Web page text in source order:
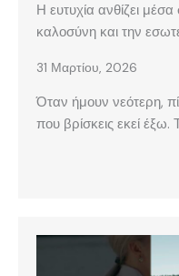
Η ευτυχία ανθίζει
καλοσύνη και την
31 Μαρτίου, 2026
Όταν ήμουν νεότερη,
που βρίσκεις εκεί